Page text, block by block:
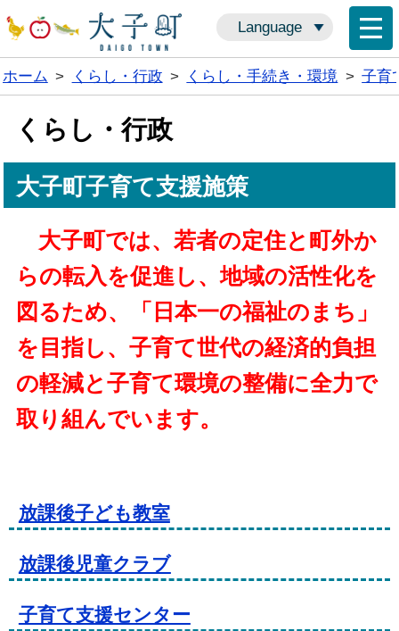
Language
ホーム > くらし・行政 > くらし・手続き・環境 > 子育
くらし・行政
大子町子育て支援施策
大子町では、若者の定住と町外か
らの転入を促進し、地域の活性化を
図るため、「日本一の福祉のまち」
を目指し、子育て世代の経済的負担
の軽減と子育て環境の整備に全力で
取り組んでいます。
放課後子ども教室
放課後児童クラブ
子育て支援センター